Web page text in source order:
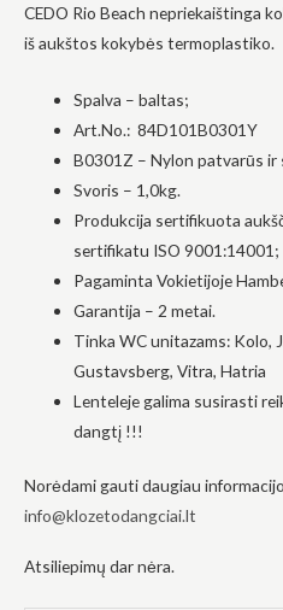
CEDO Rio Beach nepriekaištinga
iš aukštos kokybės termoplastiko.
Spalva – baltas;
Art.No.: 84D101B0301Y
B0301Z – Nylon patvarūs
Svoris – 1,0kg.
Produkcija sertifikuota
sertifikatu ISO 9001:14001;
Pagaminta Vokietijoje
Garantija – 2 metai.
Tinka WC unitazams: Kolo,
Gustavsberg, Vitra, Hatria
Lenteleje galima susirasti
dangtį !!!
Norėdami gauti daugiau
info@klozetodangciai.lt
Atsiliepimų dar nėra.
Dalindamiesi
pomėgiais ir
lankotės
mūsų
padidinate
galimybę
suasmenintą
turinį ir